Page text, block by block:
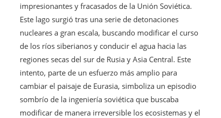
impresionantes y fracasados de la Unión Soviética.
Este lago surgió tras una serie de detonaciones
nucleares a gran escala, buscando modificar el curso
de los ríos siberianos y conducir el agua hacia las
regiones secas del sur de Rusia y Asia Central. Este
intento, parte de un esfuerzo más amplio para
cambiar el paisaje de Eurasia, simboliza un episodio
sombrío de la ingeniería soviética que buscaba
modificar de manera irreversible los ecosistemas y el